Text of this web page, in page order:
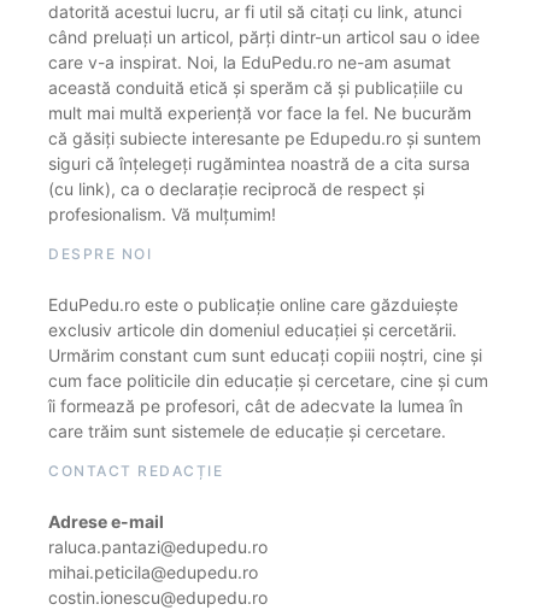
datorită acestui lucru, ar fi util să citați cu link, atunci
când preluați un articol, părți dintr-un articol sau o idee
care v-a inspirat. Noi, la EduPedu.ro ne-am asumat
această conduită etică și sperăm că și publicațiile cu
mult mai multă experiență vor face la fel. Ne bucurăm
că găsiți subiecte interesante pe Edupedu.ro și suntem
siguri că înțelegeți rugămintea noastră de a cita sursa
(cu link), ca o declarație reciprocă de respect și
profesionalism. Vă mulțumim!
DESPRE NOI
EduPedu.ro este o publicație online care găzduiește
exclusiv articole din domeniul educației și cercetării.
Urmărim constant cum sunt educați copiii noștri, cine și
cum face politicile din educație și cercetare, cine și cum
îi formează pe profesori, cât de adecvate la lumea în
care trăim sunt sistemele de educație și cercetare.
CONTACT REDACȚIE
Adrese e-mail
raluca.pantazi@edupedu.ro
mihai.peticila@edupedu.ro
costin.ionescu@edupedu.ro